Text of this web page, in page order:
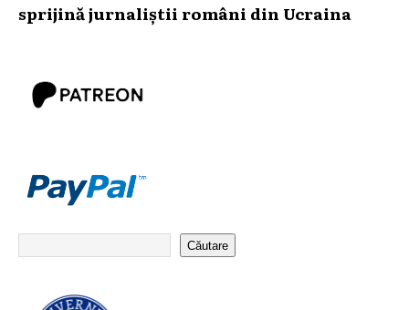
sprijină jurnaliștii români din Ucraina
Căutare